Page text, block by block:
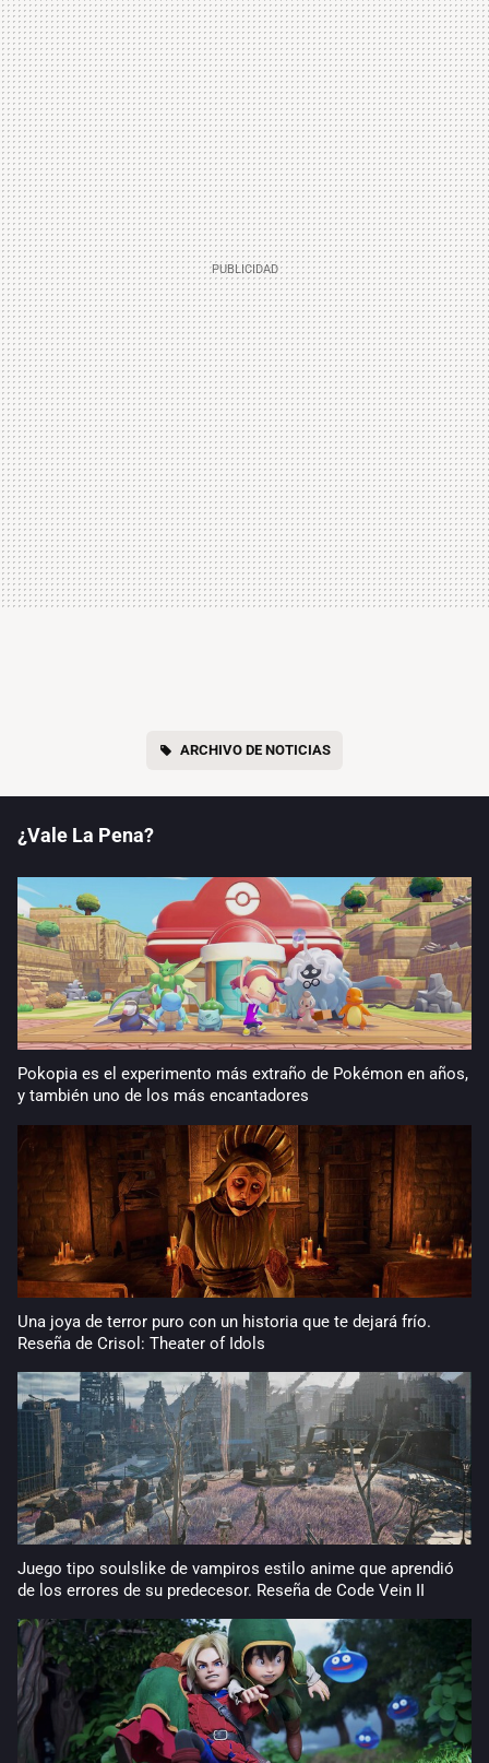
ARCHIVO DE NOTICIAS
¿Vale La Pena?
Pokopia es el experimento más extraño de Pokémon en años,
y también uno de los más encantadores
Una joya de terror puro con un historia que te dejará frío.
Reseña de Crisol: Theater of Idols
Juego tipo soulslike de vampiros estilo anime que aprendió
de los errores de su predecesor. Reseña de Code Vein II